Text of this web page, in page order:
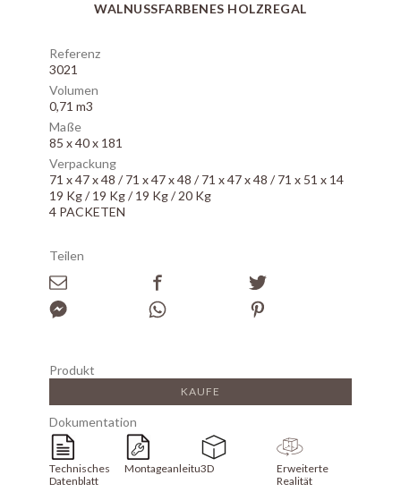
WALNUSSFARBENES HOLZREGAL
Referenz
3021
Volumen
0,71 m3
Maße
85 x 40 x 181
Verpackung
71 x 47 x 48 / 71 x 47 x 48 / 71 x 47 x 48 / 71 x 51 x 14
19 Kg / 19 Kg / 19 Kg / 20 Kg
4 PACKETEN
Teilen
Produkt
KAUFE
Dokumentation
Technisches
Datenblatt
Montageanleitung
3D
Erweiterte
Realität